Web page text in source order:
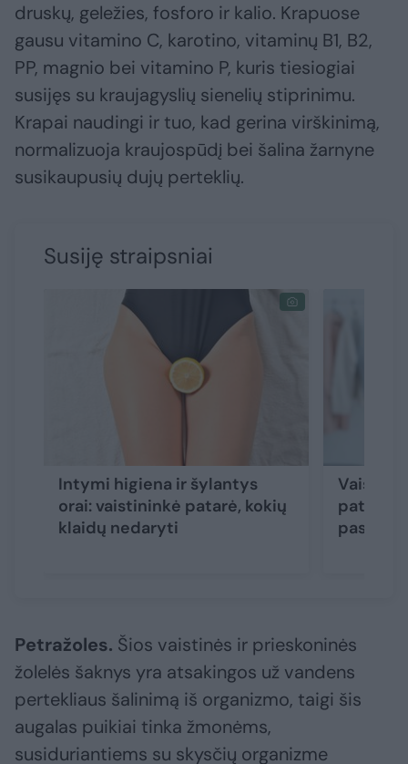
druskų, geležies, fosforo ir kalio. Krapuose
gausu vitamino C, karotino, vitaminų B1, B2,
PP, magnio bei vitamino P, kuris tiesiogiai
susijęs su kraujagyslių sienelių stiprinimu.
Krapai naudingi ir tuo, kad gerina virškinimą,
normalizuoja kraujospūdį bei šalina žarnyne
susikaupusių dujų perteklių.
Susiję straipsniai
Intymi higiena ir šylantys
orai: vaistininkė patarė, kokių
klaidų nedaryti
Petražoles. Šios vaistinės ir prieskoninės
žolelės šaknys yra atsakingos už vandens
pertekliaus šalinimą iš organizmo, taigi šis
augalas puikiai tinka žmonėms,
susiduriantiems su skysčių organizme